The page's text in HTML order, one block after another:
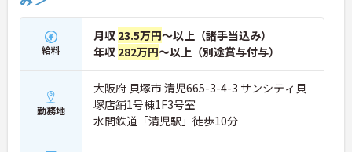
給料
月収 23.5万円～以上（諸手当込み）
年収 282万円～以上（別途賞与付与）
勤務地
大阪府 貝塚市 清児665-3-4-3 サンシティ貝
塚店舗1号棟1F3号室
水間鉄道「清児駅」徒歩10分